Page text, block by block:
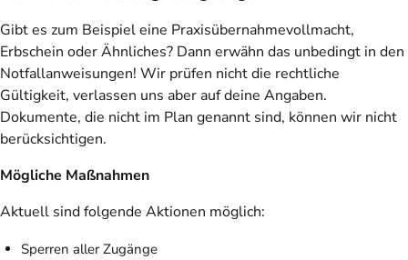
Gibt es zum Beispiel eine Praxisübernahmevollmacht,
Erbschein oder Ähnliches? Dann erwähn das unbedingt in den
Notfallanweisungen! Wir prüfen nicht die rechtliche
Gültigkeit, verlassen uns aber auf deine Angaben.
Dokumente, die nicht im Plan genannt sind, können wir nicht
berücksichtigen.
Mögliche Maßnahmen
Aktuell sind folgende Aktionen möglich:
Sperren aller Zugänge